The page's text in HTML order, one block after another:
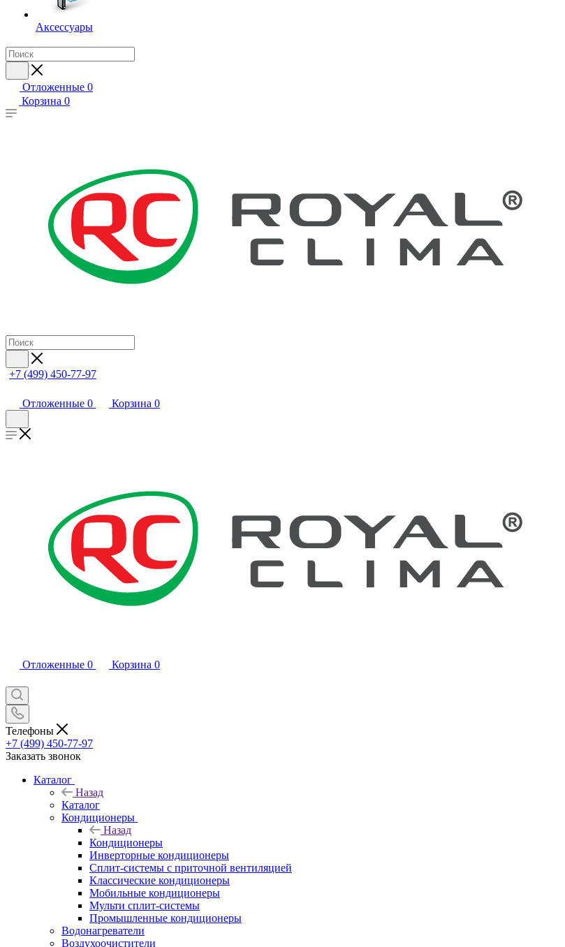
Аксессуары
Отложенные 0
Корзина 0
+7 (499) 450-77-97
Отложенные 0 Корзина 0
Отложенные 0 Корзина 0
Телефоны
+7 (499) 450-77-97
Заказать звонок
Каталог
Назад
Каталог
Кондиционеры
Назад
Кондиционеры
Инверторные кондиционеры
Сплит-системы с приточной вентиляцией
Классические кондиционеры
Мобильные кондиционеры
Мульти сплит-системы
Промышленные кондиционеры
Водонагреватели
Воздухоочистители